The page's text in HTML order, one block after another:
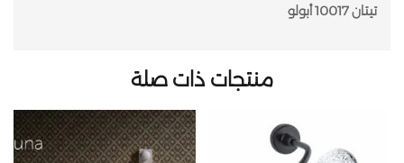
تيتان 10017 أبولو
منتجات ذات صلة